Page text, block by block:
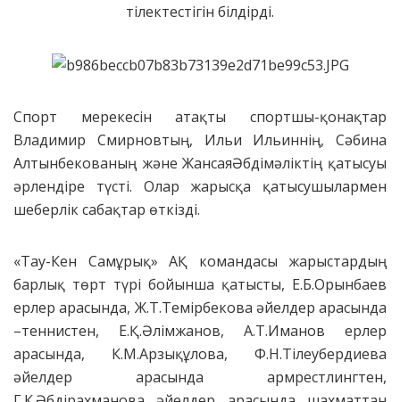
тілектестігін білдірді.
Спорт мерекесін атақты спортшы-қонақтар
Владимир Смирновтың, Ильи Ильиннің, Сәбина
Алтынбекованың және ЖансаяӘбдімәліктің қатысуы
әрлендіре түсті. Олар жарысқа қатысушылармен
шеберлік сабақтар өткізді.
«Тау-Кен Самұрық» АҚ командасы жарыстардың
барлық төрт түрі бойынша қатысты, Е.Б.Орынбаев
ерлер арасында, Ж.Т.Темірбекова әйелдер арасында
–теннистен, Е.Қ.Әлімжанов, А.Т.Иманов ерлер
арасында, К.М.Арзықұлова, Ф.Н.Тілеубердиева
әйелдер арасында армрестлингтен,